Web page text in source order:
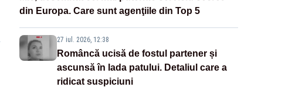
din Europa. Care sunt agenţiile din Top 5
27 iul. 2026, 12:38
Româncă ucisă de fostul partener și
ascunsă în lada patului. Detaliul care a
ridicat suspiciuni